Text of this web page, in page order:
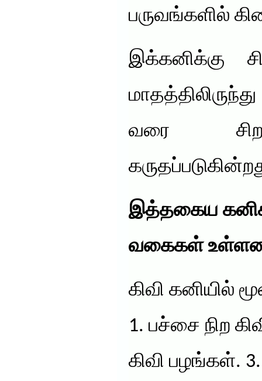
பருவங்களில்
இக்கனிக்கு
வரை
இத்தகைய
வகைகள்
கிவி கனியில்
1. பச்சை நிற
கிவி பழங்கள். 3.